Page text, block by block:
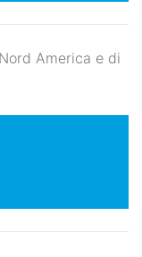
America e di